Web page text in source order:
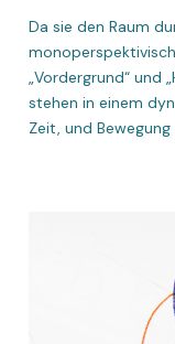
Da sie den Raum
„Vordergrund“ und
stehen in einem
Zeit, und